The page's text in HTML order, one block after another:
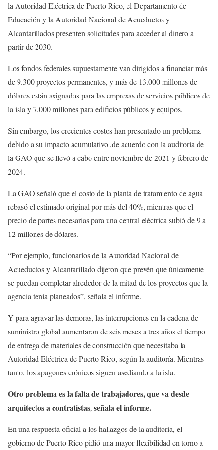
la Autoridad Eléctrica de Puerto Rico, el Departamento de
Educación y la Autoridad Nacional de Acueductos y
Alcantarillados presenten solicitudes para acceder al dinero a
partir de 2030.
Los fondos federales supuestamente van dirigidos a financiar más
de 9.300 proyectos permanentes, y más de 13.000 millones de
dólares están asignados para las empresas de servicios públicos de
la isla y 7.000 millones para edificios públicos y equipos.
Sin embargo, los crecientes costos han presentado un problema
debido a su impacto acumulativo.,de acuerdo con la auditoría de
la GAO que se llevó a cabo entre noviembre de 2021 y febrero de
2024.
La GAO señaló que el costo de la planta de tratamiento de agua
rebasó el estimado original por más del 40%, mientras que el
precio de partes necesarias para una central eléctrica subió de 9 a
12 millones de dólares.
“Por ejemplo, funcionarios de la Autoridad Nacional de
Acueductos y Alcantarillado dijeron que prevén que únicamente
se puedan completar alrededor de la mitad de los proyectos que la
agencia tenía planeados”, señala el informe.
Y para agravar las demoras, las interrupciones en la cadena de
suministro global aumentaron de seis meses a tres años el tiempo
de entrega de materiales de construcción que necesitaba la
Autoridad Eléctrica de Puerto Rico, según la auditoría. Mientras
tanto, los apagones crónicos siguen asediando a la isla.
Otro problema es la falta de trabajadores, que va desde
arquitectos a contratistas, señala el informe.
En una respuesta oficial a los hallazgos de la auditoría, el
gobierno de Puerto Rico pidió una mayor flexibilidad en torno a